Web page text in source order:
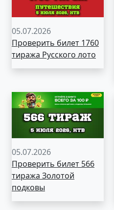
05.07.2026
Проверить билет 1760
тиража Русского лото
05.07.2026
Проверить билет 566
тиража Золотой
подковы